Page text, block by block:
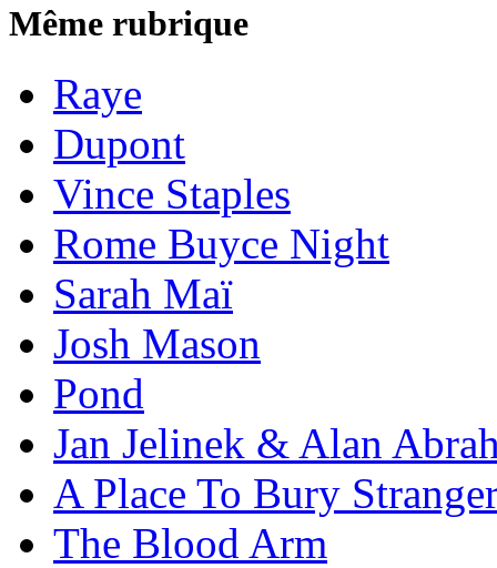
Même rubrique
Raye
Dupont
Vince Staples
Rome Buyce Night
Sarah Maï
Josh Mason
Pond
Jan Jelinek & Alan
A Place To Bury
The Blood Arm